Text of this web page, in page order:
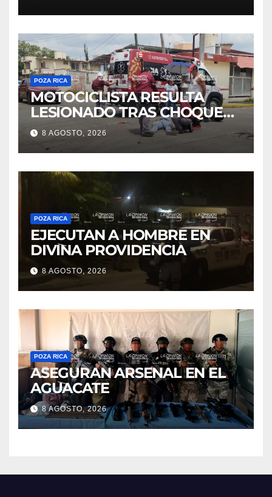
POZA RICA
MOTOCICLISTA RESULTA
LESIONADO TRAS CHOQUE
EN LA 27 DE SEPTIEMBRE
8 AGOSTO, 2026
POZA RICA
EJECUTAN A HOMBRE EN
DIVINA PROVIDENCIA
8 AGOSTO, 2026
POZA RICA
ASEGURAN ARSENAL EN EL
AGUACATE
8 AGOSTO, 2026